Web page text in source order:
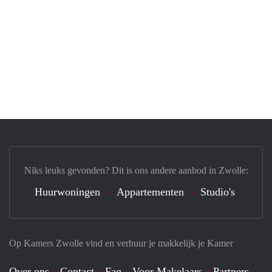
Op Kamers Zwolle vind en verhuur je makkelijk je Kamer
Niks leuks gevonden? Dit is ons andere aanbod in Zwolle:
Huurwoningen Appartementen Studio's